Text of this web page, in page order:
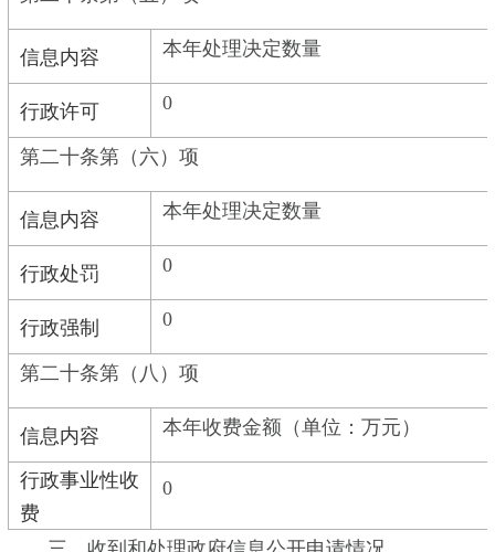
信息内容 本年处理决定数量
行政许可 0
第二十条第（六）项
信息内容 本年处理决定数量
行政处罚 0
行政强制 0
第二十条第（八）项
信息内容 本年收费金额（单位：万元）
行政事业性收
费
0